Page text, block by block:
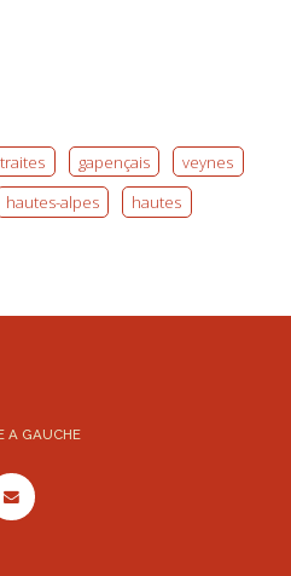
gapençais
veynes
hautes-alpes hautes
A GAUCHE